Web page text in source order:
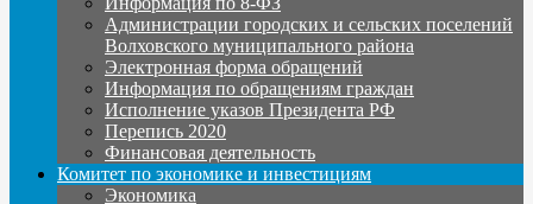
Администрации городских и сельских поселений
Волховского муниципального района
Электронная форма обращений
Информация по обращениям граждан
Исполнение указов Президента РФ
Перепись 2020
Финансовая деятельность
Комитет по экономике и инвестициям
Экономика